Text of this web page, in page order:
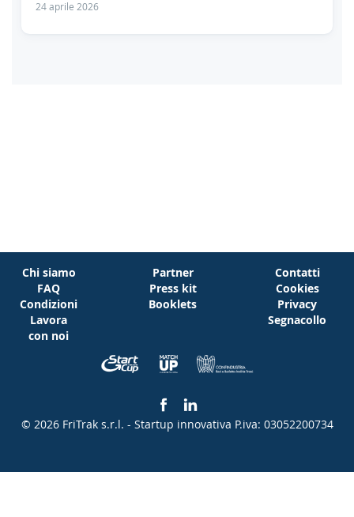
24 aprile 2026
Chi siamo
FAQ
Condizioni
Lavora
con noi
Partner
Press kit
Booklets
Contatti
Cookies
Privacy
Segnacollo
© 2026 FriTrak s.r.l. - Startup innovativa P.iva: 03052200734